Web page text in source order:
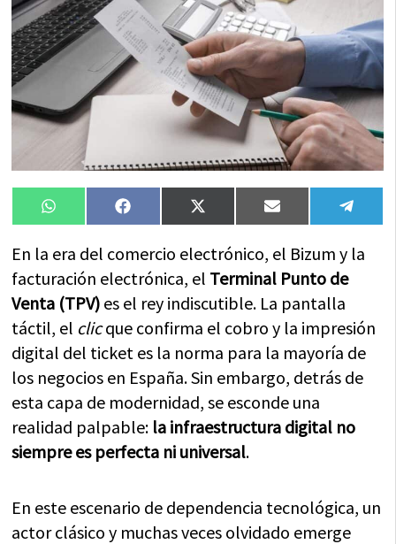
Compartir
en
WhatsAppCompartir
en
FacebookCompartir
en
X
(Twitter)
Compartir
en
Email
en
En la era del comercio electrónico, el Bizum y la
facturación electrónica, el Terminal Punto de
Venta (TPV) es el rey indiscutible. La pantalla
táctil, el clicque confirma el cobro y la impresión
digital del ticket es la norma para la mayoría de
los negocios en España. Sin embargo, detrás de
esta capa de modernidad, se esconde una
realidad palpable: la infraestructura digital no
siempre es perfecta ni universal.
En este escenario de dependencia tecnológica, un
actor clásico y muchas veces olvidado emerge